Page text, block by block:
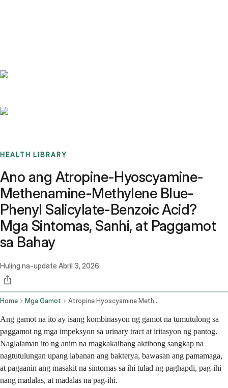
HEALTH LIBRARY
Ano ang Atropine-Hyoscyamine-
Methenamine-Methylene Blue-
Phenyl Salicylate-Benzoic Acid?
Mga Sintomas, Sanhi, at Paggamot
sa Bahay
Huling na-update Abril 3, 2026
Home Mga Gamot Atropine Hyoscyamine Methenamine Methylene Blue Phenyl Salicylate And Benzoic Acid Oral Route
Ang gamot na ito ay isang kombinasyon ng gamot na tumutulong sa
paggamot ng mga impeksyon sa urinary tract at iritasyon ng pantog.
Naglalaman ito ng anim na magkakaibang aktibong sangkap na
nagtutulungan upang labanan ang bakterya, bawasan ang pamamaga,
at pagaanin ang masakit na sintomas sa ihi tulad ng paghapdi, pag-ihi
nang madalas, at madalas na pag-ihi.